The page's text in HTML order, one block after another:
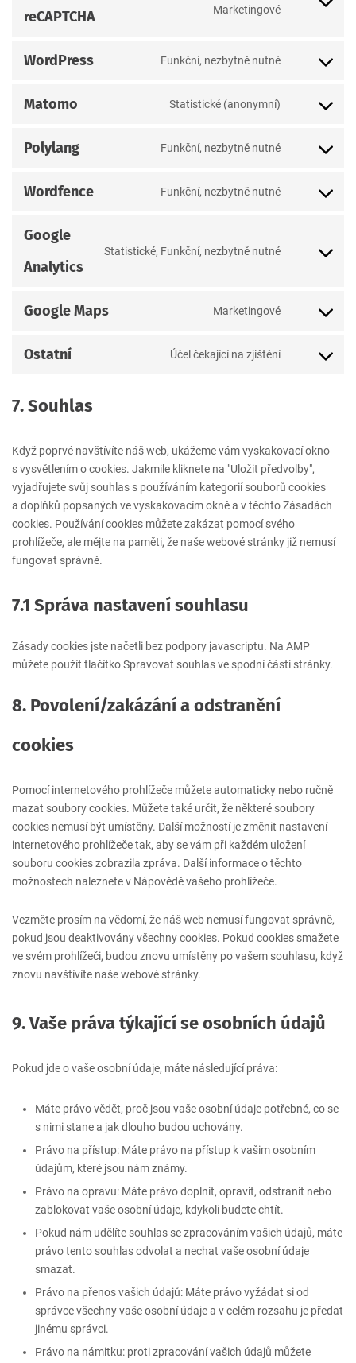
elementor
reCAPTCHA Marketingové
Consent
google-
WordPress Funkční, nezbytně nutné
Consent
service
Matomo Statistické (anonymní)
Consent
service
Polylang Funkční, nezbytně nutné
Consent
service
Wordfence Funkční, nezbytně nutné
Consent
wordfence
Google
Analytics
Statistické, Funkční, nezbytně nutné
Consent
google-
Google Maps Marketingové
Consent
service
Ostatní Účel čekající na zjištění
Consent
7. Souhlas
Když poprvé navštívíte náš web, ukážeme vám vyskakovací okno
s vysvětlením o cookies. Jakmile kliknete na "Uložit předvolby",
vyjadřujete svůj souhlas s používáním kategorií souborů cookies
a doplňků popsaných ve vyskakovacím okně a v těchto Zásadách
cookies. Používání cookies můžete zakázat pomocí svého
prohlížeče, ale mějte na paměti, že naše webové stránky již nemusí
fungovat správně.
7.1 Správa nastavení souhlasu
Zásady cookies jste načetli bez podpory javascriptu. Na AMP
můžete použít tlačítko Spravovat souhlas ve spodní části stránky.
8. Povolení/zakázání a odstranění
cookies
Pomocí internetového prohlížeče můžete automaticky nebo ručně
mazat soubory cookies. Můžete také určit, že některé soubory
cookies nemusí být umístěny. Další možností je změnit nastavení
internetového prohlížeče tak, aby se vám při každém uložení
souboru cookies zobrazila zpráva. Další informace o těchto
možnostech naleznete v Nápovědě vašeho prohlížeče.
Vezměte prosím na vědomí, že náš web nemusí fungovat správně,
pokud jsou deaktivovány všechny cookies. Pokud cookies smažete
ve svém prohlížeči, budou znovu umístěny po vašem souhlasu, když
znovu navštívíte naše webové stránky.
9. Vaše práva týkající se osobních údajů
Pokud jde o vaše osobní údaje, máte následující práva:
Máte právo vědět, proč jsou vaše osobní údaje potřebné, co se
s nimi stane a jak dlouho budou uchovány.
Právo na přístup: Máte právo na přístup k vašim osobním
údajům, které jsou nám známy.
Právo na opravu: Máte právo doplnit, opravit, odstranit nebo
zablokovat vaše osobní údaje, kdykoli budete chtít.
Pokud nám udělíte souhlas se zpracováním vašich údajů, máte
právo tento souhlas odvolat a nechat vaše osobní údaje
smazat.
Právo na přenos vašich údajů: Máte právo vyžádat si od
správce všechny vaše osobní údaje a v celém rozsahu je předat
jinému správci.
Právo na námitku: proti zpracování vašich údajů můžete